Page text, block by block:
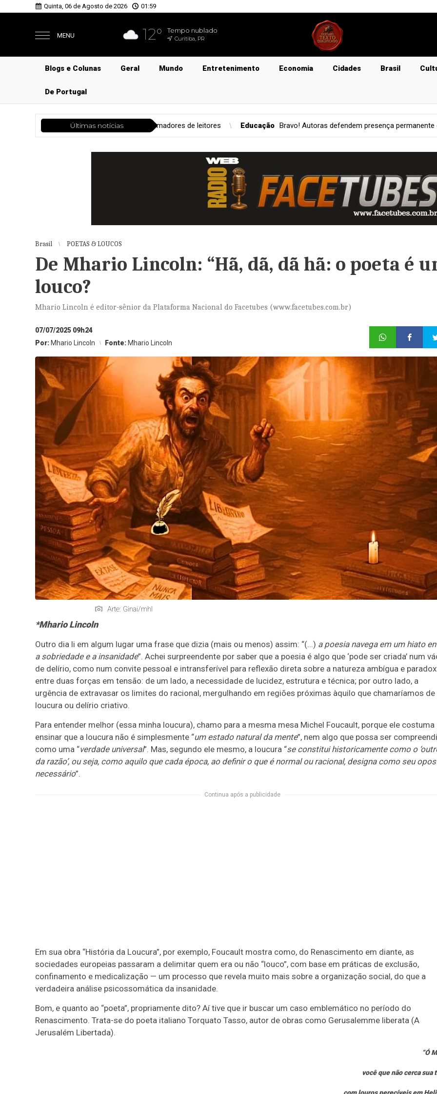
Quinta, 06 de Agosto de 2026 01:59
MENU 12° Tempo nublado
Curitiba, PR
Blogs e Colunas Geral Mundo Entretenimento Economia Cidades Brasil
De Portugal
Últimas notícias
a formadores de leitores Educação Bravo! Autoras defendem presença permanente da literatura maranhense nas
Brasil POETAS & LOUCOS
De Mhario Lincoln: “Hã, dã, dã hã: o poeta é
louco?
Mhario Lincoln é editor-sênior da Plataforma Nacional do Facetubes (www.facetubes.com.br)
07/07/2025 09h24
Por: Mhario Lincoln Fonte: Mhario Lincoln
Arte: Ginai/mhl
*Mhario Lincoln
Outro dia li em algum lugar uma frase que dizia (mais ou menos) assim: “(...) a poesia navega em um hiato
a sobriedade e a insanidade”. Achei surpreendente por saber que a poesia é algo que ‘pode ser criada’ num
de delírio, como num convite pessoal e intransferível para reflexão direta sobre a natureza ambígua e
entre duas forças em tensão: de um lado, a necessidade de lucidez, estrutura e técnica; por outro lado, a
urgência de extravasar os limites do racional, mergulhando em regiões próximas àquilo que chamaríamos de
loucura ou delírio criativo.
Para entender melhor (essa minha loucura), chamo para a mesma mesa Michel Foucault, porque ele costuma
ensinar que a loucura não é simplesmente “um estado natural da mente”, nem algo que possa ser
como uma “verdade universal”. Mas, segundo ele mesmo, a loucura “se constitui historicamente como o
da razão’, ou seja, como aquilo que cada época, ao definir o que é normal ou racional, designa como seu
necessário”.
Continua após a publicidade
Em sua obra “História da Loucura”, por exemplo, Foucault mostra como, do Renascimento em diante, as
sociedades europeias passaram a delimitar quem era ou não “louco”, com base em práticas de exclusão,
confinamento e medicalização — um processo que revela muito mais sobre a organização social, do que a
verdadeira análise psicossomática da insanidade.
Bom, e quanto ao “poeta”, propriamente dito? Aí tive que ir buscar um caso emblemático no período do
Renascimento. Trata-se do poeta italiano Torquato Tasso, autor de obras como Gerusalemme liberata (A
Jerusalém Libertada).
“Ó
você que não cerca sua